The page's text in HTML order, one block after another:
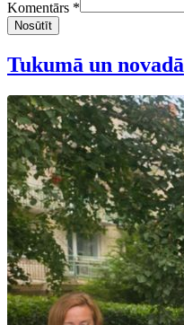
Komentārs *
Nosūtīt
Tukumā un novadā